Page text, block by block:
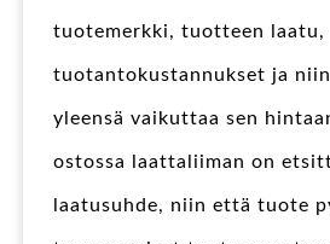
tuotemerkki, tuotteen laatu,
tuotantokustannukset ja
yleensä vaikuttaa sen
ostossa laattaliiman on
laatusuhde, niin että tuote